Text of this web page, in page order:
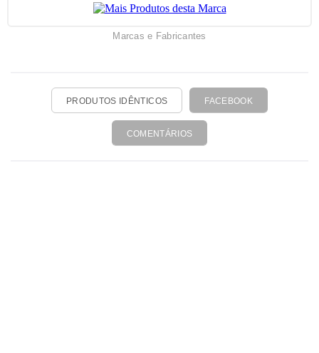
Marcas e Fabricantes
PRODUTOS IDÊNTICOS FACEBOOK
COMENTÁRIOS